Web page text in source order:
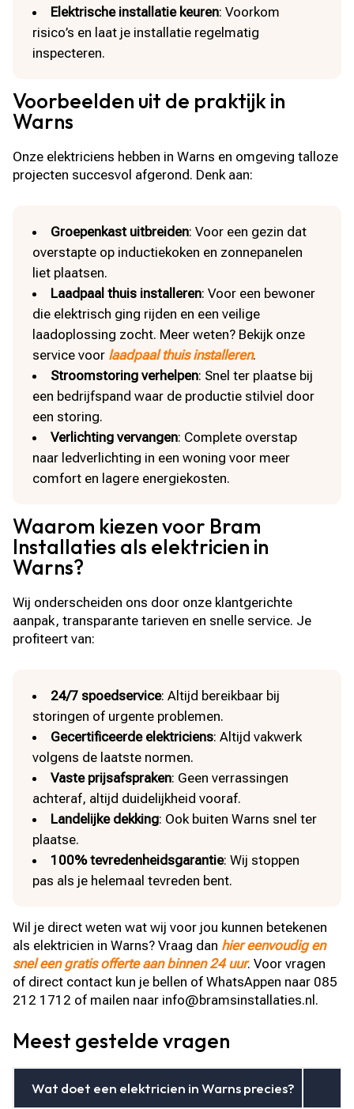
Elektrische installatie keuren: Voorkom
risico’s en laat je installatie regelmatig
inspecteren.
Voorbeelden uit de praktijk in
Warns
Onze elektriciens hebben in Warns en omgeving talloze
projecten succesvol afgerond. Denk aan:
Groepenkast uitbreiden: Voor een gezin dat
overstapte op inductiekoken en zonnepanelen
liet plaatsen.
Laadpaal thuis installeren: Voor een bewoner
die elektrisch ging rijden en een veilige
laadoplossing zocht. Meer weten? Bekijk onze
service voor laadpaal thuis installeren.
Stroomstoring verhelpen: Snel ter plaatse bij
een bedrijfspand waar de productie stilviel door
een storing.
Verlichting vervangen: Complete overstap
naar ledverlichting in een woning voor meer
comfort en lagere energiekosten.
Waarom kiezen voor Bram
Installaties als elektricien in
Warns?
Wij onderscheiden ons door onze klantgerichte
aanpak, transparante tarieven en snelle service. Je
profiteert van:
24/7 spoedservice: Altijd bereikbaar bij
storingen of urgente problemen.
Gecertificeerde elektriciens: Altijd vakwerk
volgens de laatste normen.
Vaste prijsafspraken: Geen verrassingen
achteraf, altijd duidelijkheid vooraf.
Landelijke dekking: Ook buiten Warns snel ter
plaatse.
100% tevredenheidsgarantie: Wij stoppen
pas als je helemaal tevreden bent.
Wil je direct weten wat wij voor jou kunnen betekenen
als elektricien in Warns? Vraag dan hier eenvoudig en
snel een gratis offerte aan binnen 24 uur. Voor vragen
of direct contact kun je bellen of WhatsAppen naar 085
212 1712 of mailen naar info@bramsinstallaties.nl.
Meest gestelde vragen
Wat doet een elektricien in Warns precies?